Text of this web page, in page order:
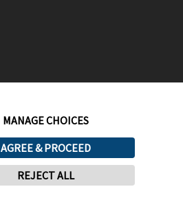
MANAGE CHOICES
AGREE & PROCEED
REJECT ALL